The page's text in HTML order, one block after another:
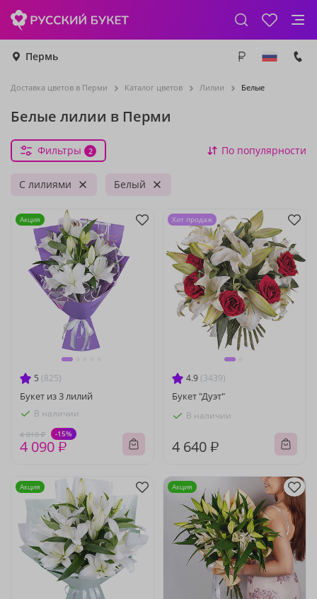
Пермь
Доставка цветов в Перми Каталог цветов Лилии Белые
Белые лилии в Перми
Фильтры 2 По популярности
С лилиями Белый
5 (825)
Букет из 3 лилий
В наличии
4 810 ₽ -15%
4 090 ₽
Акция
4.9 (3439)
Букет "Дуэт"
В наличии
4 640 ₽
Хит продаж
Акция Акция